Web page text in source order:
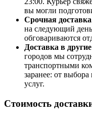
вы могли
Срочная доставка
на следующий
обговариваются
Доставка в
городов мы
транспортными
заранее: от
услуг.
Стоимость